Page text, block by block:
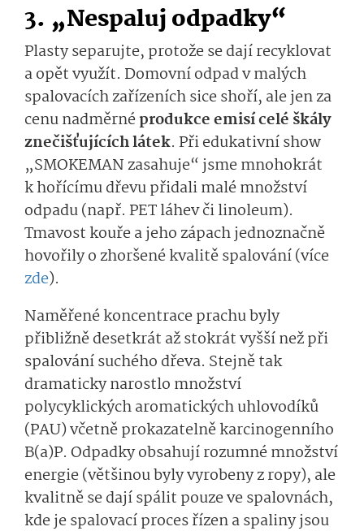
3. „Nespaluj odpadky“
Plasty separujte, protože se dají recyklovat
a opět využít. Domovní odpad v malých
spalovacích zařízeních sice shoří, ale jen za
cenu nadměrnéprodukce emisí celé škály
znečišťujících látek. Při edukativní show
„SMOKEMAN zasahuje“ jsme mnohokrát
k hořícímu dřevu přidali malé množství
odpadu (např. PET láhev či linoleum).
Tmavost kouře a jeho zápach jednoznačně
hovořily o zhoršené kvalitě spalování (více
zde).
Naměřené koncentrace prachu byly
přibližně desetkrát až stokrát vyšší než při
spalování suchého dřeva. Stejně tak
dramaticky narostlo množství
polycyklických aromatických uhlovodíků
(PAU) včetně prokazatelně karcinogenního
B(a)P. Odpadky obsahují rozumné množství
energie (většinou byly vyrobeny z ropy), ale
kvalitně se dají spálit pouze ve spalovnách,
kde je spalovací proces řízen a spaliny jsou